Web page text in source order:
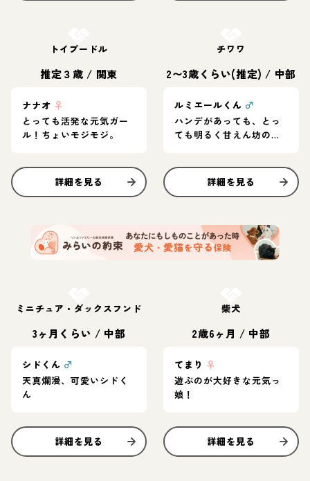
トイプードル
推定３歳 / 関東
ナナオ ♀
とっても活発な元気ガー
ル！ちょいモジモジ。
詳細を見る
チワワ
2〜3歳くらい(推定) / 中部
ルミエールくん ♂
ハンデがあっても、とっ
ても明るく甘えん坊の男
詳細を見る
ミニチュア・ダックスフンド
3ヶ月くらい / 中部
シドくん ♂
天真爛漫、可愛いシドく
ん
詳細を見る
柴犬
2歳6ヶ月 / 中部
てまり ♀
遊ぶのが大好きな元気っ
娘！
詳細を見る